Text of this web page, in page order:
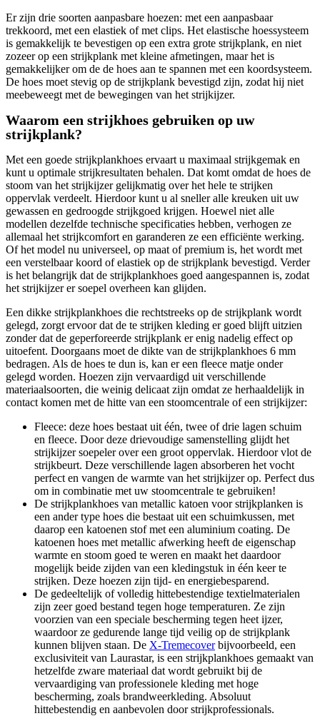
Er zijn drie soorten aanpasbare hoezen: met een aanpasbaar
trekkoord, met een elastiek of met clips. Het elastische hoessysteem
is gemakkelijk te bevestigen op een extra grote strijkplank, en niet
zozeer op een strijkplank met kleine afmetingen, maar het is
gemakkelijker om de de hoes aan te spannen met een koordsysteem.
De hoes moet stevig op de strijkplank bevestigd zijn, zodat hij niet
meebeweegt met de bewegingen van het strijkijzer.
Waarom een strijkhoes gebruiken op uw
strijkplank?
Met een goede strijkplankhoes ervaart u maximaal strijkgemak en
kunt u optimale strijkresultaten behalen. Dat komt omdat de hoes de
stoom van het strijkijzer gelijkmatig over het hele te strijken
oppervlak verdeelt. Hierdoor kunt u al sneller alle kreuken uit uw
gewassen en gedroogde strijkgoed krijgen. Hoewel niet alle
modellen dezelfde technische specificaties hebben, verhogen ze
allemaal het strijkcomfort en garanderen ze een efficiënte werking.
Of het model nu universeel, op maat of premium is, het wordt met
een verstelbaar koord of elastiek op de strijkplank bevestigd. Verder
is het belangrijk dat de strijkplankhoes goed aangespannen is, zodat
het strijkijzer er soepel overheen kan glijden.
Een dikke strijkplankhoes die rechtstreeks op de strijkplank wordt
gelegd, zorgt ervoor dat de te strijken kleding er goed blijft uitzien
zonder dat de geperforeerde strijkplank er enig nadelig effect op
uitoefent. Doorgaans moet de dikte van de strijkplankhoes 6 mm
bedragen. Als de hoes te dun is, kan er een fleece matje onder
gelegd worden. Hoezen zijn vervaardigd uit verschillende
materiaalsoorten, die weinig delicaat zijn omdat ze herhaaldelijk in
contact komen met de hitte van een stoomcentrale of een strijkijzer:
Fleece: deze hoes bestaat uit één, twee of drie lagen schuim
en fleece. Door deze drievoudige samenstelling glijdt het
strijkijzer soepeler over een groot oppervlak. Hierdoor vlot de
strijkbeurt. Deze verschillende lagen absorberen het vocht
perfect en vangen de warmte van het strijkijzer op. Perfect dus
om in combinatie met uw stoomcentrale te gebruiken!
De strijkplankhoes van metallic katoen voor strijkplanken is
een ander type hoes die bestaat uit een schuimkussen, met
daarop een katoenen stof met een aluminium coating. De
katoenen hoes met metallic afwerking heeft de eigenschap
warmte en stoom goed te weren en maakt het daardoor
mogelijk beide zijden van een kledingstuk in één keer te
strijken. Deze hoezen zijn tijd- en energiebesparend.
De gedeeltelijk of volledig hittebestendige textielmaterialen
zijn zeer goed bestand tegen hoge temperaturen. Ze zijn
voorzien van een speciale bescherming tegen heet ijzer,
waardoor ze gedurende lange tijd veilig op de strijkplank
kunnen blijven staan. De X-Tremecoverbijvoorbeeld, een
exclusiviteit van Laurastar, is een strijkplankhoes gemaakt van
hetzelfde zware materiaal dat wordt gebruikt bij de
vervaardiging van professionele kleding met hoge
bescherming, zoals brandweerkleding. Absoluut
hittebestendig en aanbevolen door strijkprofessionals.